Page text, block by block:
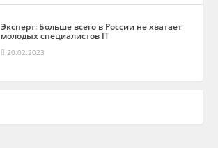
Эксперт: Больше всего в России не хватает
молодых специалистов IT
20.02.2023